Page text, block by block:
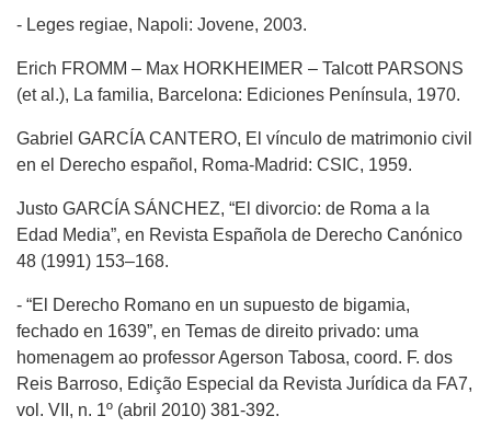
- Leges regiae, Napoli: Jovene, 2003.
Erich FROMM – Max HORKHEIMER – Talcott PARSONS
(et al.), La familia, Barcelona: Ediciones Península, 1970.
Gabriel GARCÍA CANTERO, El vínculo de matrimonio civil
en el Derecho español, Roma-Madrid: CSIC, 1959.
Justo GARCÍA SÁNCHEZ, “El divorcio: de Roma a la
Edad Media”, en Revista Española de Derecho Canónico
48 (1991) 153–168.
- “El Derecho Romano en un supuesto de bigamia,
fechado en 1639”, en Temas de direito privado: uma
homenagem ao professor Agerson Tabosa, coord. F. dos
Reis Barroso, Edição Especial da Revista Jurídica da FA7,
vol. VII, n. 1º (abril 2010) 381-392.